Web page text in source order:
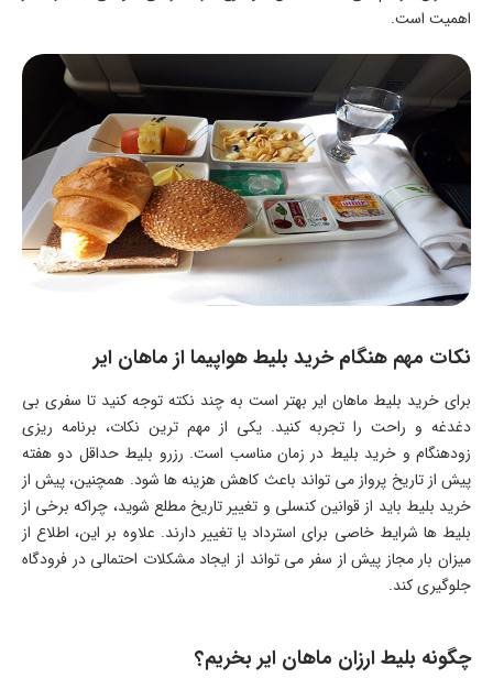
اهمیت است.
نکات مهم هنگام خرید بلیط هواپیما از ماهان ایر
برای خرید بلیط ماهان ایر بهتر است به چند نکته توجه کنید تا سفری بی
دغدغه و راحت را تجربه کنید. یکی از مهم ترین نکات، برنامه ریزی
زودهنگام و خرید بلیط در زمان مناسب است. رزرو بلیط حداقل دو هفته
پیش از تاریخ پرواز می تواند باعث کاهش هزینه ها شود. همچنین، پیش از
خرید بلیط باید از قوانین کنسلی و تغییر تاریخ مطلع شوید، چراکه برخی از
بلیط ها شرایط خاصی برای استرداد یا تغییر دارند. علاوه بر این، اطلاع از
میزان بار مجاز پیش از سفر می تواند از ایجاد مشکلات احتمالی در فرودگاه
جلوگیری کند.
چگونه بلیط ارزان ماهان ایر بخریم؟